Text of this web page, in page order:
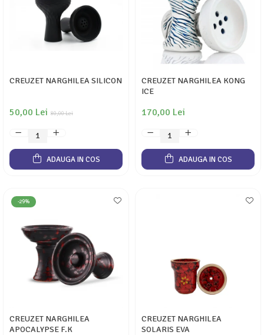
CREUZET NARGHILEA SILICON
80,00 Lei
50,00 Lei
ADAUGA IN COS
CREUZET NARGHILEA KONG
ICE
170,00 Lei
ADAUGA IN COS
-29%
CREUZET NARGHILEA
APOCALYPSE F.K
CREUZET NARGHILEA
SOLARIS EVA